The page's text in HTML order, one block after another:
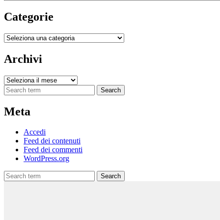
Categorie
Categorie
Archivi
Archivi
Search
Meta
Accedi
Feed dei contenuti
Feed dei commenti
WordPress.org
Search